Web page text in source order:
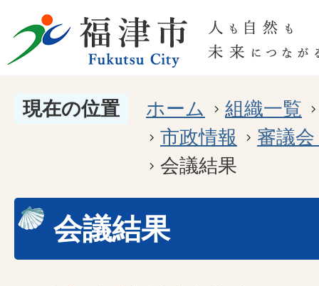
現在の位置 ホーム
組織一覧
市政情報
審議
会議結果
会議結果